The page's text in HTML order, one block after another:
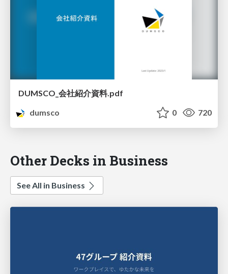
DUMSCO_会社紹介資料.pdf
dumsco
0 720
Other Decks in Business
See All in Business